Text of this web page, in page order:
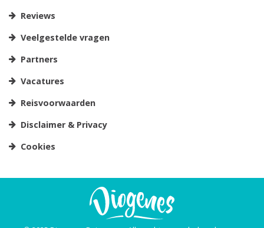
Reviews
Veelgestelde vragen
Partners
Vacatures
Reisvoorwaarden
Disclaimer & Privacy
Cookies